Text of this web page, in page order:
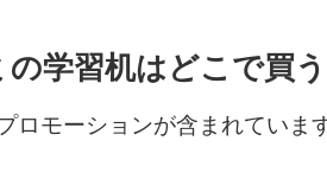
の学習机はどこで買
ロモーションが含まれていま